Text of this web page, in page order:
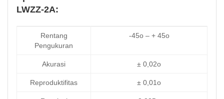
LWZZ-2A:
Rentang
Pengukuran
-45o – + 45o
Akurasi ± 0,02o
Reproduktifitas ± 0,01o